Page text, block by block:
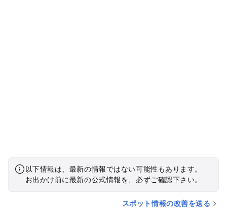
以下情報は、最新の情報ではない可能性もあります。
お出かけ前に最新の公式情報を、必ずご確認下さい。
スポット情報の改善を送る